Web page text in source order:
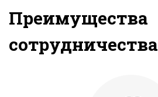
Преимущества
сотрудничества